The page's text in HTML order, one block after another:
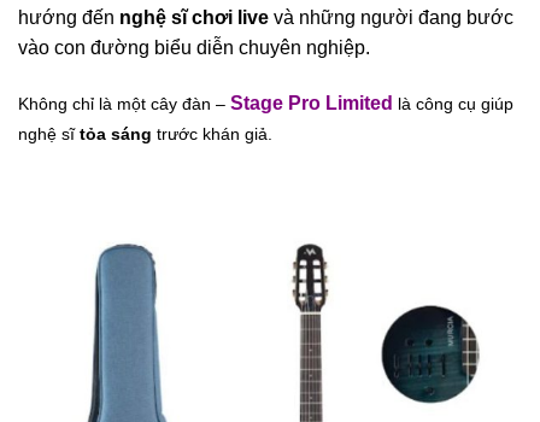
hướng đến nghệ sĩ chơi live và những người đang bước
vào con đường biểu diễn chuyên nghiệp.
Không chỉ là một cây đàn – Stage Pro Limited là công cụ giúp
nghệ sĩtỏa sáng trước khán giả.